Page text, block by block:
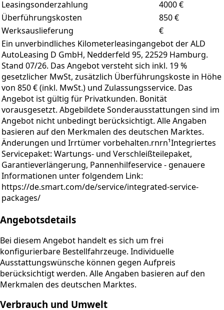
Leasingsonderzahlung
4000€
Überführungskosten
850 €
Werksauslieferung
€
Ein unverbindliches Kilometerleasingangebot der ALD
AutoLeasing D GmbH, Nedderfeld 95, 22529 Hamburg.
Stand 07/26. Das Angebot versteht sich inkl. 19 %
gesetzlicher MwSt, zusätzlich Überführungskoste in Höhe
von 850 € (inkl. MwSt.) und Zulassungsservice. Das
Angebot ist gültig für Privatkunden. Bonität
vorausgesetzt. Abgebildete Sonderausstattungen sind im
Angebot nicht unbedingt berücksichtigt. Alle Angaben
basieren auf den Merkmalen des deutschen Marktes.
Änderungen und Irrtümer vorbehalten.rnrn¹Integriertes
Servicepaket: Wartungs- und Verschleißteilepaket,
Garantieverlängerung, Pannenhilfeservice - genauere
Informationen unter folgendem Link:
https://de.smart.com/de/service/integrated-service-
packages/
Angebotsdetails
Bei diesem Angebot handelt es sich um frei
konfigurierbare Bestellfahrzeuge. Individuelle
Ausstattungswünsche können gegen Aufpreis
berücksichtigt werden. Alle Angaben basieren auf den
Merkmalen des deutschen Marktes.
Verbrauch und Umwelt